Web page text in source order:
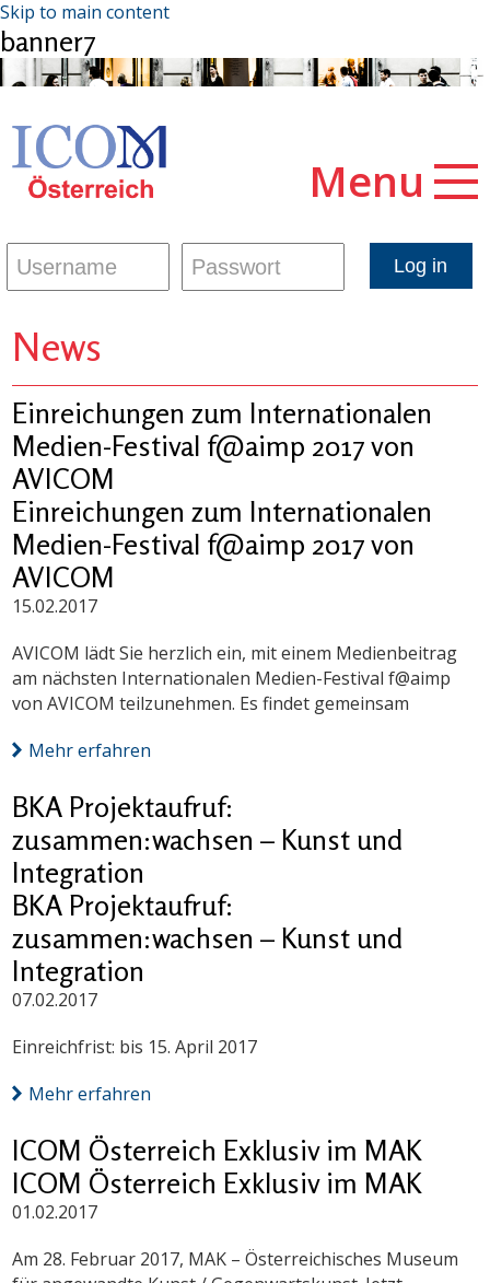
Skip to main content
banner7
Menu
News
Einreichungen zum Internationalen
Medien-Festival f@aimp 2017 von
AVICOM
Einreichungen zum Internationalen
Medien-Festival f@aimp 2017 von
AVICOM
15.02.2017
AVICOM lädt Sie herzlich ein, mit einem Medienbeitrag
am nächsten Internationalen Medien-Festival f@aimp
von AVICOM teilzunehmen. Es findet gemeinsam
Mehr erfahren
BKA Projektaufruf:
zusammen:wachsen – Kunst und
Integration
BKA Projektaufruf:
zusammen:wachsen – Kunst und
Integration
07.02.2017
Einreichfrist: bis 15. April 2017
Mehr erfahren
ICOM Österreich Exklusiv im MAK
ICOM Österreich Exklusiv im MAK
01.02.2017
Am 28. Februar 2017, MAK – Österreichisches Museum